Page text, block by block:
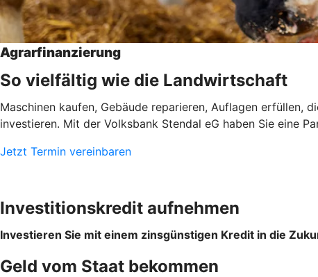
Agrarfinanzierung
So vielfältig wie die Landwirtschaft
Maschinen kaufen, Gebäude reparieren, Auflagen
investieren. Mit der Volksbank Stendal eG haben Sie eine
Jetzt Termin vereinbaren
Investitionskredit aufnehmen
Investieren Sie mit einem zinsgünstigen Kredit in die
Geld vom Staat bekommen